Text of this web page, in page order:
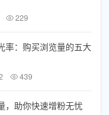
229
率：购买浏览量的五大
439
，助你快速增粉无忧